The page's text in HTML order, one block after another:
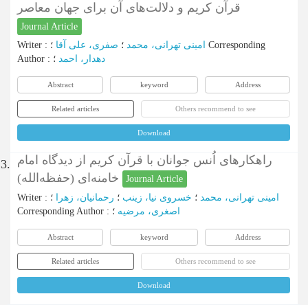
قرآن کریم و دلالت‌های آن برای جهان معاصر
Journal Article
Writer : امینی تهرانی، محمد ؛ صفری، علی آقا
Corresponding
Author : دهدار، احمد ؛
Abstract keyword Address
Related articles Others recommend to see
Download
3. راهکارهای اُنس جوانان با قرآن کریم از دیدگاه امام
Journal Article
Writer : امینی تهرانی، محمد ؛ خسروی نیا، زینب ؛ رحمانیان، زهرا
؛
Corresponding Author : اصغری، مرضیه ؛
Abstract keyword Address
Related articles Others recommend to see
Download